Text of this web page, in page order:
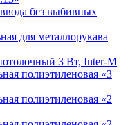
без выбивных
для металлорукава
3 Вт, Inter-M
полиэтиленовая «3
полиэтиленовая «2